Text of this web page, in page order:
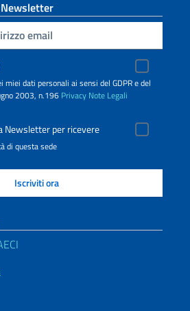
dati personali ai sensi del GDPR e del
2003, n.196 Privacy Note Legali
Newsletter per ricevere
di questa sede